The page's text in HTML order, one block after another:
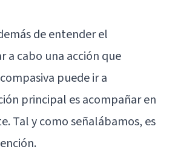
de entender el
cabo una acción que
puede ir a
principal es acompañar en
Tal y como señalábamos, es